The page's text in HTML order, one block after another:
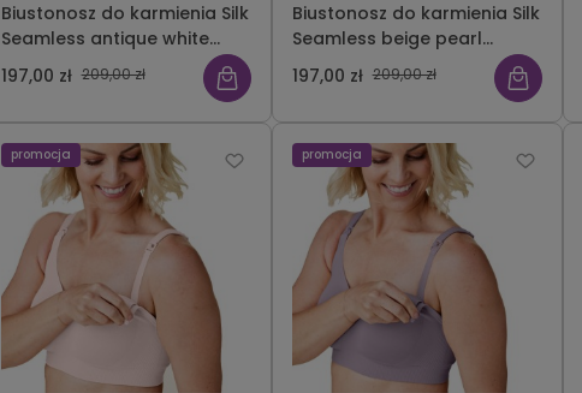
Biustonosz do karmienia Silk
Seamless antique white
Bravado
197,00 zł 209,00 zł
Biustonosz do karmienia Silk
Seamless beige pearl
Bravado
197,00 zł 209,00 zł
promocja promocja